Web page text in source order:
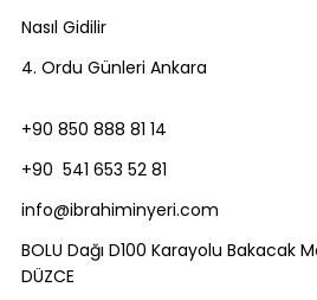
Nasıl Gidilir
4. Ordu Günleri Ankara
+90 850 888 81 14
+90 541 653 52 81
info@ibrahiminyeri.com
BOLU Dağı D100 Karayolu Bakacak
DÜZCE